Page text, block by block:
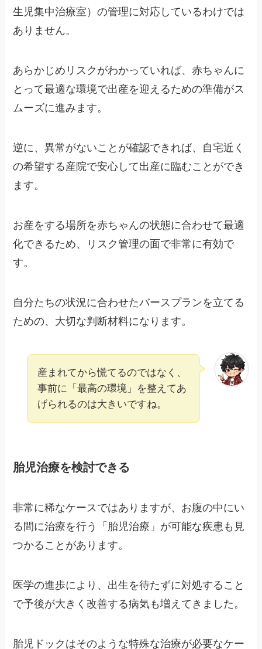
生児集中治療室）の管理に対応しているわけでは
ありません。
あらかじめリスクがわかっていれば、赤ちゃんに
とって最適な環境で出産を迎えるための準備がス
ムーズに進みます。
逆に、異常がないことが確認できれば、自宅近く
の希望する産院で安心して出産に臨むことができ
ます。
お産をする場所を赤ちゃんの状態に合わせて最適
化できるため、リスク管理の面で非常に有効で
す。
自分たちの状況に合わせたバースプランを立てる
ための、大切な判断材料になります。
産まれてから慌てるのではなく、
事前に「最高の環境」を整えてあ
げられるのは大きいですね。
胎児治療を検討できる
非常に稀なケースではありますが、お腹の中にい
る間に治療を行う「胎児治療」が可能な疾患も見
つかることがあります。
医学の進歩により、出生を待たずに対処すること
で予後が大きく改善する病気も増えてきました。
胎児ドックはそのような特殊な治療が必要なケー